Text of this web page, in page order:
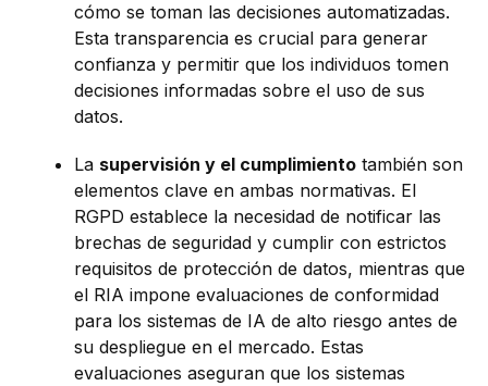
cómo se toman las decisiones automatizadas.
Esta transparencia es crucial para generar
confianza y permitir que los individuos tomen
decisiones informadas sobre el uso de sus
datos.
La supervisión y el cumplimiento también son
elementos clave en ambas normativas. El
RGPD establece la necesidad de notificar las
brechas de seguridad y cumplir con estrictos
requisitos de protección de datos, mientras que
el RIA impone evaluaciones de conformidad
para los sistemas de IA de alto riesgo antes de
su despliegue en el mercado. Estas
evaluaciones aseguran que los sistemas